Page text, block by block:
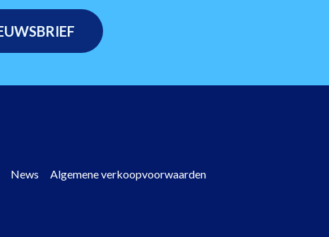
News Algemene verkoopvoorwaarden